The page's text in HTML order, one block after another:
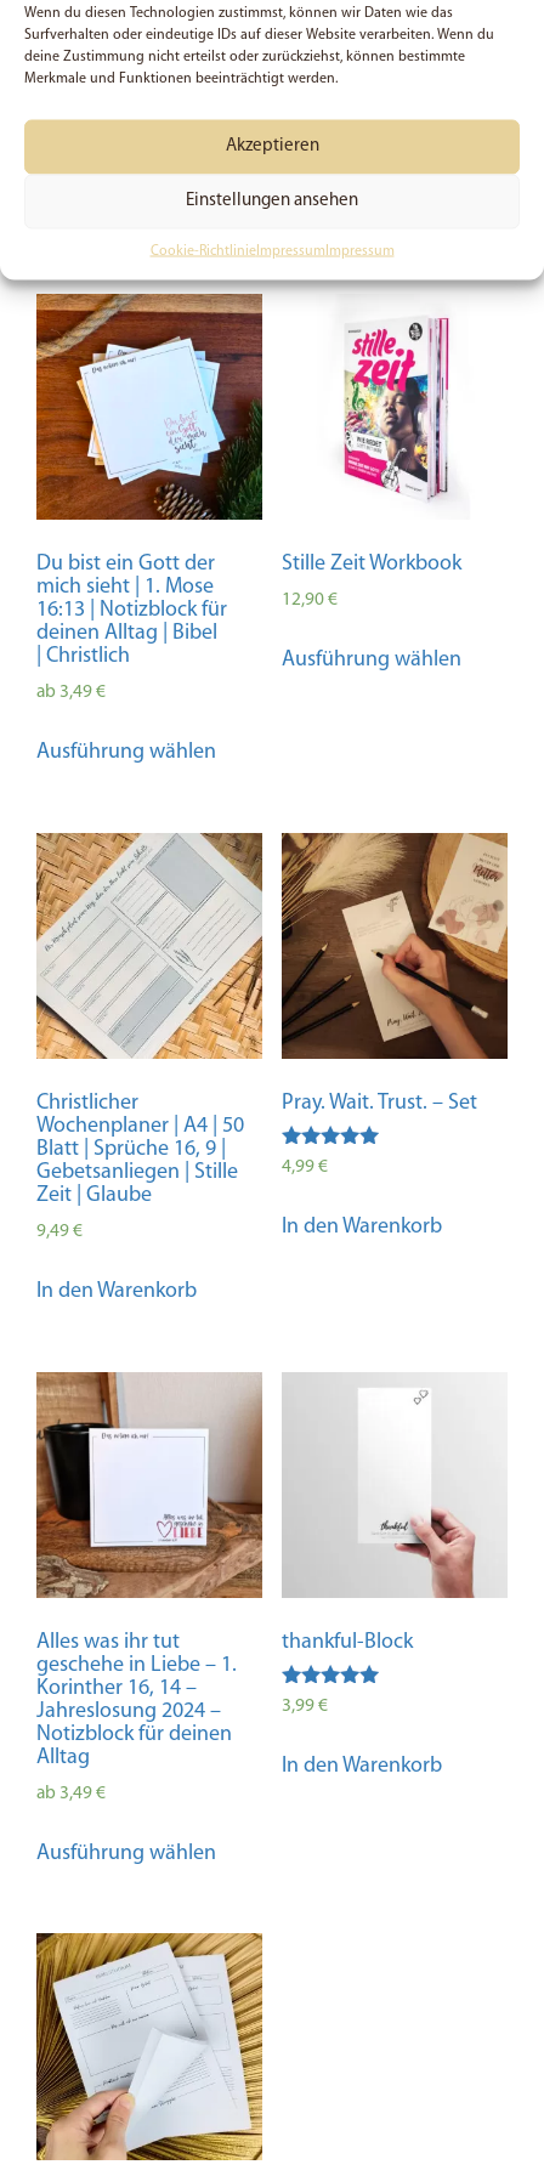
Wenn du diesen Technologien zustimmst, können wir Daten wie das
Surfverhalten oder eindeutige IDs auf dieser Website verarbeiten. Wenn du
deine Zustimmung nicht erteilst oder zurückziehst, können bestimmte
Merkmale und Funktionen beeinträchtigt werden.
Akzeptieren
Einstellungen ansehen
Cookie-RichtlinieImpressum Impressum
Größe 14,3 × 1,5 × 1,5 cm
Farbe Pink, Weiß
Farbe (Tinte) Blau
Das könnte dir auch
gefallen …
Du bist ein Gott der
mich sieht | 1. Mose
16:13 | Notizblock für
deinen Alltag | Bibel
| Christlich
ab 3,49€
Ausführung wählen
Varianten
auf.
Die
Optionen
können
auf
der
Produktseite
gewählt
werden
Stille Zeit Workbook
12,90€
Ausführung wählenProdukt
können
auf
der
gewählt
werden
Christlicher
Wochenplaner | A4 | 50
Blatt | Sprüche 16, 9 |
Gebetsanliegen | Stille
Zeit | Glaube
9,49€
In den Warenkorb
Pray. Wait. Trust. – Set
Bewertet mit
4,99€
In den Warenkorb
Alles was ihr tut
geschehe in Liebe – 1.
Korinther 16, 14 –
Jahreslosung 2024 –
Notizblock für deinen
Alltag
ab 3,49€
Ausführung wählen
Varianten
auf.
Die
Optionen
können
auf
der
Produktseite
thankful-Block
Bewertet mit
3,99€
In den Warenkorb